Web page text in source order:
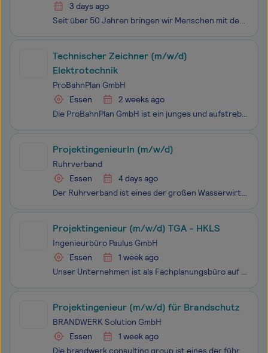
3 days ago
Seit über 50 Jahren bringen wir Menschen mit dem zusammen, was sie begeistert. In unseren sechs Fachbereichen Maschinen- und Anlagenbau, Fahrzeugtechnik, Energietechnik, Elektrotechnik sowie Bauwesen & TGA bringen unsere Mitarbeiter ihr Know-How genau dort ein, wo es gebraucht wird - in abwechsl
Technischer Zeichner (m/w/d)
Elektrotechnik
ProBahnPlan GmbH
Essen
2 weeks ago
Die ProBahnPlan GmbH ist ein junges und aufstrebendes Unternehmen, das sich auf die Planung und Realisierung komplexer Lösungen im gesamten Bahnumfeld spezialisiert hat. Als Neugründung mit einem erfahrenen Team und einer starken Vernetzung zu unseren Schwestergesellschaften, ProElectra GmbH und Pro
ProjektingenieurIn (m/w/d)
Ruhrverband
Essen
4 days ago
Der Ruhrverband ist eines der großen Wasserwirtschaftsunternehmen in Deutschland und sorgt seit über 100 Jahren für saubere Flüsse und Seen im Einzugsgebiet der Ruhr. Bewerben Sie sich für unsere Betriebsabteilung Talsperren und Stauseen am Standort Essen als ProjektingenieurIn (m/w/d) und werden Si
Projektingenieur (m/w/d) TGA - HKLS
Ingenieurbüro Paulus GmbH
Essen
1 week ago
Unser Unternehmen ist als Fachplanungsbüro auf dem Gebiet der technischen Ausrüstung beratend, planend und objektüberwachend seit 1961 tätig. Unser unabhängiges Familienunternehmen bietet Erfahrung und Kompetenz in der Erarbeitung von nachhaltigen und innovativen Lösungen auf dem kompletten Gebiet d
Projektingenieur (m/w/d) für Brandschutz
BRANDWERK Solution GmbH
Essen
1 week ago
Die brandwerk consulting group ist eines der führenden Brandschutz-Sachverständigenbüros in Deutschland und spezialisiert sich auf individuelle und innovative Lösungen für diverse Bauprojekte. Mit über 25 Jahren Erfahrung bündeln wir unsere Expertise in vier Fachbereichen: Brandschutzplanung im Hoch